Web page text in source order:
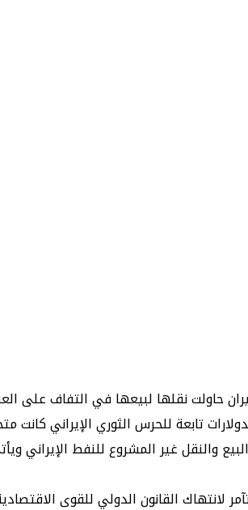
حاولت نقلها لبيعها في التفاف على
تابعة للحرس الثوري الإيراني كانت